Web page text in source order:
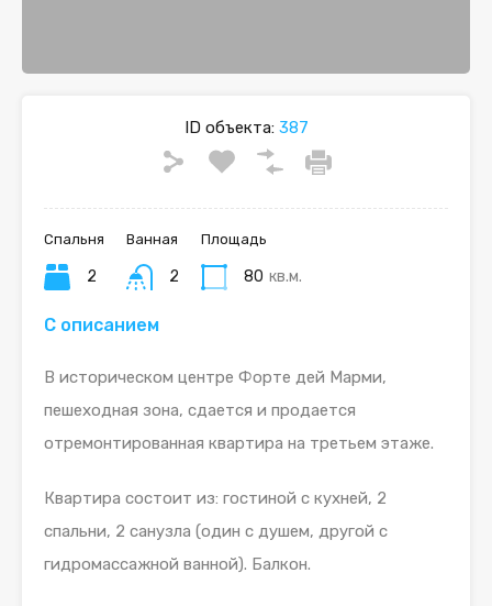
ID объекта:387
Спальня
2
Ванная
2
Площадь
80 кв.м.
С описанием
В историческом центре Форте дей Марми,
пешеходная зона, сдается и продается
отремонтированная квартира на третьем этаже.
Квартира состоит из: гостиной с кухней, 2
спальни, 2 санузла (один с душем, другой с
гидромассажной ванной). Балкон.